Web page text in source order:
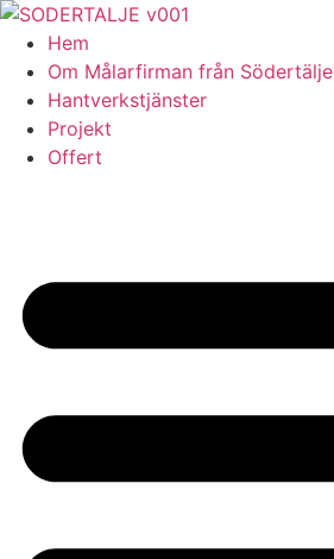
Skip
content
Hem
Om Målarfirman från Södertälje
Hantverkstjänster
Projekt
Offert